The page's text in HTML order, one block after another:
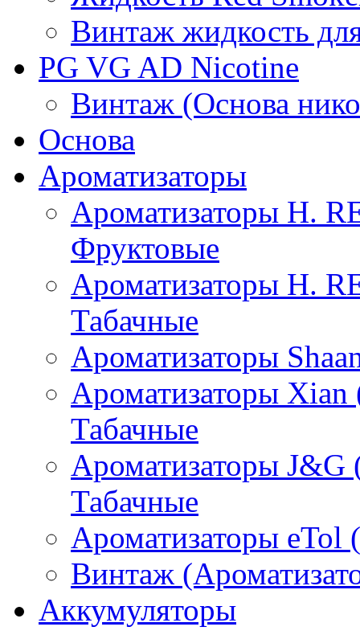
Винтаж жидкость
PG VG AD Nicotine
Винтаж (Основа
Основа
Ароматизаторы
Ароматизаторы H.
Фруктовые
Ароматизаторы H.
Табачные
Ароматизаторы
Ароматизаторы
Табачные
Ароматизаторы
Табачные
Ароматизаторы eTol
Винтаж
Аккумуляторы